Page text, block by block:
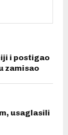
i postigao
zamisao
usaglasili